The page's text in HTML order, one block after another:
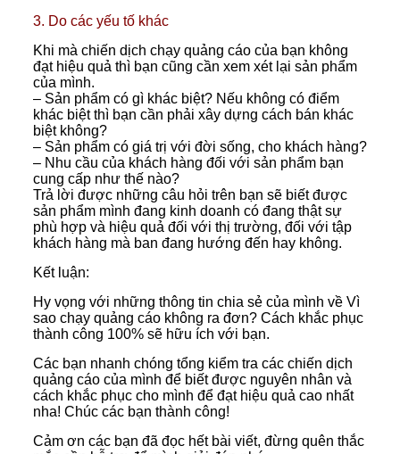
3. Do các yếu tố khác
Khi mà chiến dịch chạy quảng cáo của bạn không
đạt hiệu quả thì bạn cũng cần xem xét lại sản phẩm
của mình.
– Sản phẩm có gì khác biệt? Nếu không có điểm
khác biệt thì bạn cần phải xây dựng cách bán khác
biệt không?
– Sản phẩm có giá trị với đời sống, cho khách hàng?
– Nhu cầu của khách hàng đối với sản phẩm bạn
cung cấp như thế nào?
Trả lời được những câu hỏi trên bạn sẽ biết được
sản phẩm mình đang kinh doanh có đang thật sự
phù hợp và hiệu quả đối với thị trường, đối với tập
khách hàng mà ban đang hướng đến hay không.
Kết luận:
Hy vọng với những thông tin chia sẻ của mình về Vì
sao chạy quảng cáo không ra đơn? Cách khắc phục
thành công 100% sẽ hữu ích với bạn.
Các bạn nhanh chóng tổng kiểm tra các chiến dịch
quảng cáo của mình để biết được nguyên nhân và
cách khắc phục cho mình để đạt hiệu quả cao nhất
nha! Chúc các bạn thành công!
Cảm ơn các bạn đã đọc hết bài viết, đừng quên thắc